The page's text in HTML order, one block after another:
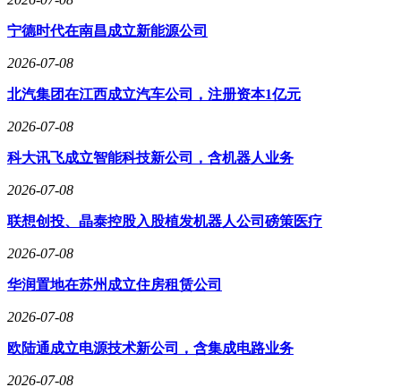
宁德时代在南昌成立新能源公司
2026-07-08
北汽集团在江西成立汽车公司，注册资本1亿元
2026-07-08
科大讯飞成立智能科技新公司，含机器人业务
2026-07-08
联想创投、晶泰控股入股植发机器人公司磅策医疗
2026-07-08
华润置地在苏州成立住房租赁公司
2026-07-08
欧陆通成立电源技术新公司，含集成电路业务
2026-07-08